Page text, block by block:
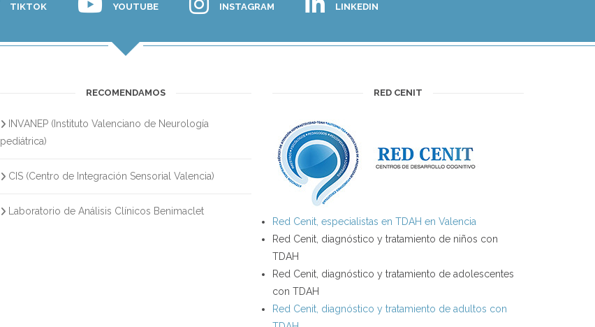
TIKTOK YOUTUBE INSTAGRAM LINKEDIN
RECOMENDAMOS
INVANEP (Instituto Valenciano de Neurología
pediátrica)
CIS (Centro de Integración Sensorial Valencia)
Laboratorio de Análisis Clínicos Benimaclet
RED CENIT
Red Cenit, especialistas en TDAH en Valencia
Red Cenit, diagnóstico y tratamiento de niños con
TDAH
Red Cenit, diagnóstico y tratamiento de adolescentes
con TDAH
Red Cenit, diagnóstico y tratamiento de adultos con